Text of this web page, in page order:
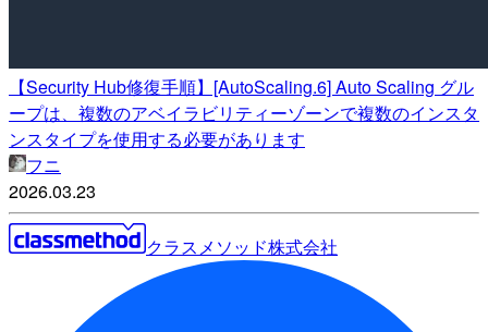
【Security Hub修復手順】[AutoScaling.6] Auto Scaling グル
ープは、複数のアベイラビリティーゾーンで複数のインスタ
ンスタイプを使用する必要があります
フニ
2026.03.23
クラスメソッド株式会社